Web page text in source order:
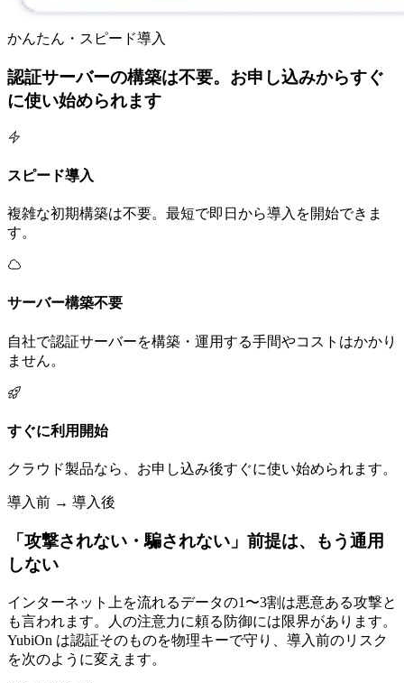
かんたん・スピード導入
認証サーバーの構築は不要。お申し込みからすぐ
に使い始められます
スピード導入
複雑な初期構築は不要。最短で即日から導入を開始できま
す。
サーバー構築不要
自社で認証サーバーを構築・運用する手間やコストはかかり
ません。
すぐに利用開始
クラウド製品なら、お申し込み後すぐに使い始められます。
導入前 → 導入後
「攻撃されない・騙されない」前提は、もう通用
しない
インターネット上を流れるデータの1〜3割は悪意ある攻撃と
も言われます。人の注意力に頼る防御には限界があります。
YubiOn は認証そのものを物理キーで守り、導入前のリスク
を次のように変えます。